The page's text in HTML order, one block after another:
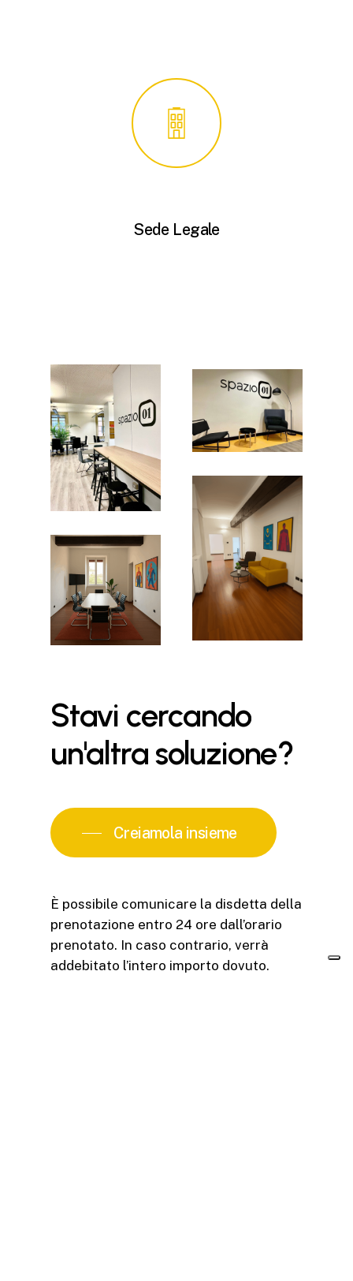
Sede Legale
Stavi cercando
un'altrasoluzione?
Creiamola insieme
È possibile comunicare la disdetta della
prenotazione entro 24 ore dall’orario
prenotato. In caso contrario, verrà
addebitato l’intero importo dovuto.